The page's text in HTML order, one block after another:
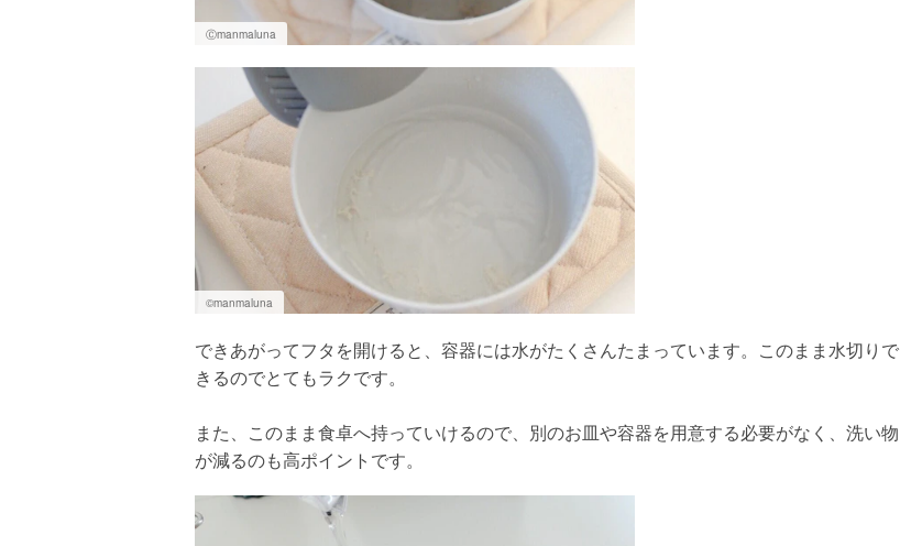
Ⓒmanmaluna
©️manmaluna
できあがってフタを開けると、容器には水がたくさんたまっています。このまま水切りで
きるのでとてもラクです。
また、このまま食卓へ持っていけるので、別のお皿や容器を用意する必要がなく、洗い物
が減るのも高ポイントです。